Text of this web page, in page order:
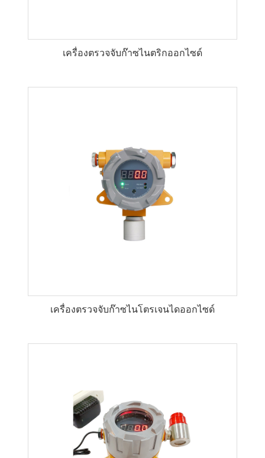
เครื่องตรวจจับก๊าซไนตริกออกไซด์
เครื่องตรวจจับก๊าซไนโตรเจนไดออกไซด์